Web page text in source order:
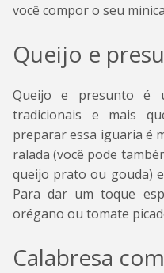
você compor o seu
Queijo e
Queijo e presunto é
tradicionais e mais
preparar essa iguaria é
ralada (você pode
queijo prato ou gouda)
Para dar um toque
orégano ou tomate
Calabresa